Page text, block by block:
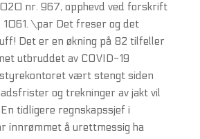
nr. 967, opphevd ved forskrift
\par Det freser og det
Det er en økning på 82 tilfeller
utbruddet av COVID-19
vært stengt siden
og trekninger av jakt vil
tidligere regnskapssjef i
innrømmet å urettmessig ha